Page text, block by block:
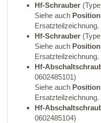
Hf-Schrauber
Siehe auch
Ersatzteilzeichnung.
Hf-Schrauber
Siehe auch
Ersatzteilzeichnung.
Hf-
0602485101)
Siehe auch
Ersatzteilzeichnung.
Hf-
0602485104)